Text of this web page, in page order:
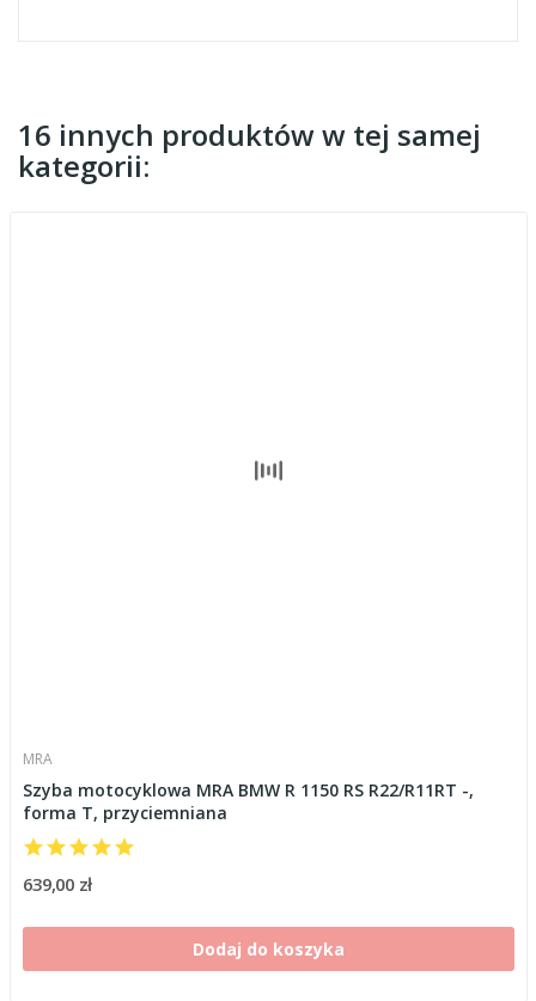
16 innych produktów w tej samej
kategorii:
MRA
Szyba motocyklowa MRA BMW R 1150 RS R22/R11RT -,
forma T, przyciemniana
639,00 zł
Dodaj do koszyka